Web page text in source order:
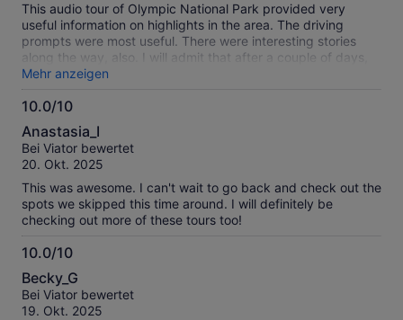
This audio tour of Olympic National Park provided very
useful information on highlights in the area. The driving
prompts were most useful. There were interesting stories
along the way, also. I will admit that after a couple of days,
the voice got a bit annoying, and would start up suddenly.
Maybe a quiet "ding" just before he started talking would
help! That being said, this was a big help.
Mehr anzeigen
10.0/10
10.0
von
10
Anastasia_I
Bei Viator bewertet
20. Okt. 2025
This was awesome. I can't wait to go back and check out the
spots we skipped this time around. I will definitely be
checking out more of these tours too!
10.0/10
10.0
von
10
Becky_G
Bei Viator bewertet
19. Okt. 2025